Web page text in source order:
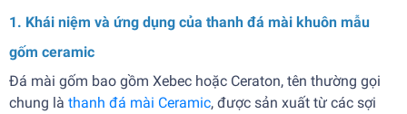
1. Khái niệm và ứng dụng của thanh đá mài khuôn mẫu
gốm ceramic
Đá mài gốm bao gồm Xebec hoặc Ceraton, tên thường gọi
chung là thanh đá mài Ceramic, được sản xuất từ các sợi